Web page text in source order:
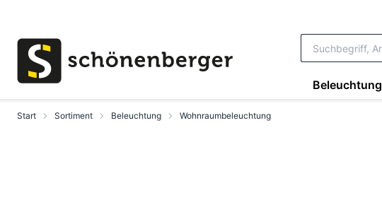
Beleuchtung
Start Sortiment Beleuchtung Wohnraumbeleuchtung